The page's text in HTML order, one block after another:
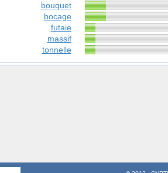
bouquet
bocage
futaie
massif
tonnelle